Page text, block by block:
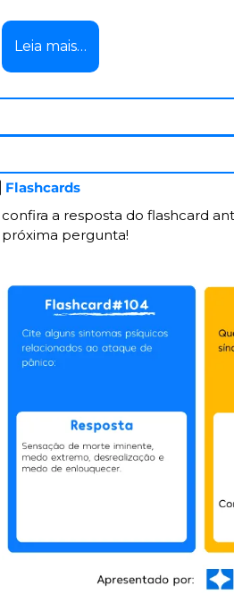
Leia mais…
Flashcards
confira a resposta do flashcard
próxima pergunta!